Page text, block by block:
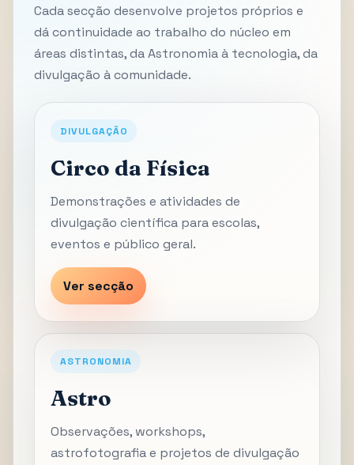
Cada secção desenvolve projetos próprios e
dá continuidade ao trabalho do núcleo em
áreas distintas, da Astronomia à tecnologia, da
divulgação à comunidade.
DIVULGAÇÃO
Circo da Física
Demonstrações e atividades de
divulgação científica para escolas,
eventos e público geral.
Ver secção
ASTRONOMIA
Astro
Observações, workshops,
astrofotografia e projetos de divulgação